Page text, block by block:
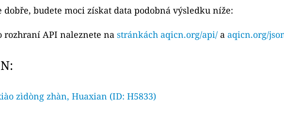
dobře, budete moci získat data podobná výsledku níže:
rozhraní API naleznete na stránkách aqicn.org/api/ a aqicn.org/
zìdòng zhàn, Huaxian (ID: H5833)